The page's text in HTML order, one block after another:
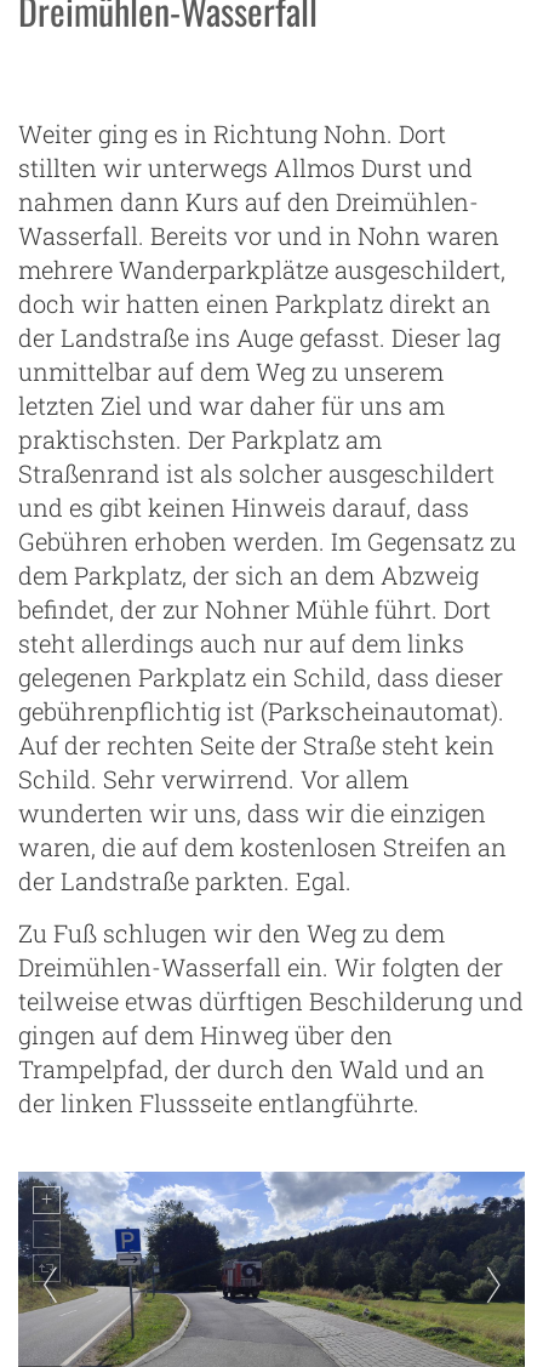
Weiter ging es in Richtung Nohn. Dort
stillten wir unterwegs Allmos Durst und
nahmen dann Kurs auf den Dreimühlen-
Wasserfall. Bereits vor und in Nohn waren
mehrere Wanderparkplätze ausgeschildert,
doch wir hatten einen Parkplatz direkt an
der Landstraße ins Auge gefasst. Dieser lag
unmittelbar auf dem Weg zu unserem
letzten Ziel und war daher für uns am
praktischsten. Der Parkplatz am
Straßenrand ist als solcher ausgeschildert
und es gibt keinen Hinweis darauf, dass
Gebühren erhoben werden. Im Gegensatz zu
dem Parkplatz, der sich an dem Abzweig
befindet, der zur Nohner Mühle führt. Dort
steht allerdings auch nur auf dem links
gelegenen Parkplatz ein Schild, dass dieser
gebührenpflichtig ist (Parkscheinautomat).
Auf der rechten Seite der Straße steht kein
Schild. Sehr verwirrend. Vor allem
wunderten wir uns, dass wir die einzigen
waren, die auf dem kostenlosen Streifen an
der Landstraße parkten. Egal.
Zu Fuß schlugen wir den Weg zu dem
Dreimühlen-Wasserfall ein. Wir folgten der
teilweise etwas dürftigen Beschilderung und
gingen auf dem Hinweg über den
Trampelpfad, der durch den Wald und an
der linken Flussseite entlangführte.